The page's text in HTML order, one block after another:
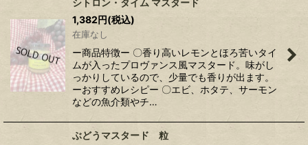
1,382円(税込)
在庫なし
ー商品特徴ー 〇香り高いレモンとほろ苦いタイ
ムが入ったプロヴァンス風マスタード。味がし
っかりしているので、少量でも香りが出ます。
ーおすすめレシピー 〇エビ、ホタテ、サーモン
などの魚介類やチ…
ぶどうマスタード 粒